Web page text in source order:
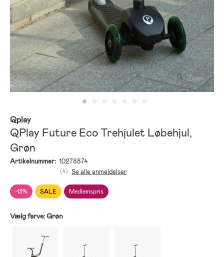
Zoom
Qplay
QPlay Future Eco Trehjulet Løbehjul,
Grøn
Artikelnummer: 10278874
-13% SALE Medlemspris
(4) Se alle anmeldelser
Vælg farve:Grøn